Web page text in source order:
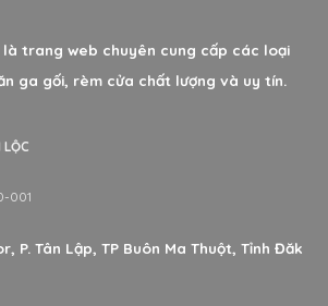
trang web chuyên cung cấp các loại
ga gối, rèm cửa chất lượng và uy tín.
001
P. Tân Lập, TP Buôn Ma Thuột, Tỉnh Đăk